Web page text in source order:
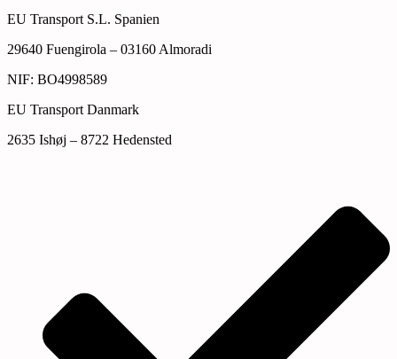
EU Transport S.L. Spanien
29640 Fuengirola – 03160 Almoradi
NIF: BO4998589
EU Transport Danmark
2635 Ishøj – 8722 Hedensted